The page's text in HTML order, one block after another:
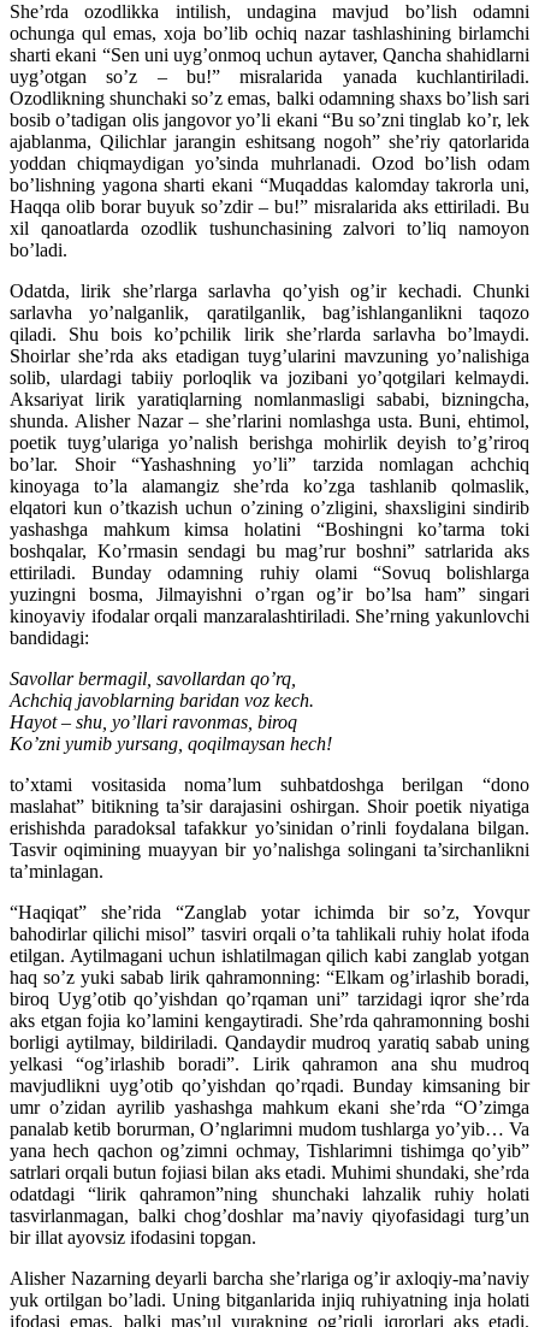
She’rda ozodlikka intilish, undagina mavjud bo’lish odamni
ochunga qul emas, xoja bo’lib ochiq nazar tashlashining birlamchi
sharti ekani “Sen uni uyg’onmoq uchun aytaver, Qancha shahidlarni
uyg’otgan so’z – bu!” misralarida yanada kuchlantiriladi.
Ozodlikning shunchaki so’z emas, balki odamning shaxs bo’lish sari
bosib o’tadigan olis jangovor yo’li ekani “Bu so’zni tinglab ko’r, lek
ajablanma, Qilichlar jarangin eshitsang nogoh” she’riy qatorlarida
yoddan chiqmaydigan yo’sinda muhrlanadi. Ozod bo’lish odam
bo’lishning yagona sharti ekani “Muqaddas kalomday takrorla uni,
Haqqa olib borar buyuk so’zdir – bu!” misralarida aks ettiriladi. Bu
xil qanoatlarda ozodlik tushunchasining zalvori to’liq namoyon
bo’ladi.
Odatda, lirik she’rlarga sarlavha qo’yish og’ir kechadi. Chunki
sarlavha yo’nalganlik, qaratilganlik, bag’ishlanganlikni taqozo
qiladi. Shu bois ko’pchilik lirik she’rlarda sarlavha bo’lmaydi.
Shoirlar she’rda aks etadigan tuyg’ularini mavzuning yo’nalishiga
solib, ulardagi tabiiy porloqlik va jozibani yo’qotgilari kelmaydi.
Aksariyat lirik yaratiqlarning nomlanmasligi sababi, bizningcha,
shunda. Alisher Nazar – she’rlarini nomlashga usta. Buni, ehtimol,
poetik tuyg’ulariga yo’nalish berishga mohirlik deyish to’g’riroq
bo’lar. Shoir “Yashashning yo’li” tarzida nomlagan achchiq
kinoyaga to’la alamangiz she’rda ko’zga tashlanib qolmaslik,
elqatori kun o’tkazish uchun o’zining o’zligini, shaxsligini sindirib
yashashga mahkum kimsa holatini “Boshingni ko’tarma toki
boshqalar, Ko’rmasin sendagi bu mag’rur boshni” satrlarida aks
ettiriladi. Bunday odamning ruhiy olami “Sovuq bolishlarga
yuzingni bosma, Jilmayishni o’rgan og’ir bo’lsa ham” singari
kinoyaviy ifodalar orqali manzaralashtiriladi. She’rning yakunlovchi
bandidagi:
Savollar bermagil, savollardan qo’rq,
Achchiq javoblarning baridan voz kech.
Hayot – shu, yo’llari ravonmas, biroq
Ko’zni yumib yursang, qoqilmaysan hech!
to’xtami vositasida noma’lum suhbatdoshga berilgan “dono
maslahat” bitikning ta’sir darajasini oshirgan. Shoir poetik niyatiga
erishishda paradoksal tafakkur yo’sinidan o’rinli foydalana bilgan.
Tasvir oqimining muayyan bir yo’nalishga solingani ta’sirchanlikni
ta’minlagan.
“Haqiqat” she’rida “Zanglab yotar ichimda bir so’z, Yovqur
bahodirlar qilichi misol” tasviri orqali o’ta tahlikali ruhiy holat ifoda
etilgan. Aytilmagani uchun ishlatilmagan qilich kabi zanglab yotgan
haq so’z yuki sabab lirik qahramonning: “Elkam og’irlashib boradi,
biroq Uyg’otib qo’yishdan qo’rqaman uni” tarzidagi iqror she’rda
aks etgan fojia ko’lamini kengaytiradi. She’rda qahramonning boshi
borligi aytilmay, bildiriladi. Qandaydir mudroq yaratiq sabab uning
yelkasi “og’irlashib boradi”. Lirik qahramon ana shu mudroq
mavjudlikni uyg’otib qo’yishdan qo’rqadi. Bunday kimsaning bir
umr o’zidan ayrilib yashashga mahkum ekani she’rda “O’zimga
panalab ketib borurman, O’nglarimni mudom tushlarga yo’yib… Va
yana hech qachon og’zimni ochmay, Tishlarimni tishimga qo’yib”
satrlari orqali butun fojiasi bilan aks etadi. Muhimi shundaki, she’rda
odatdagi “lirik qahramon”ning shunchaki lahzalik ruhiy holati
tasvirlanmagan, balki chog’doshlar ma’naviy qiyofasidagi turg’un
bir illat ayovsiz ifodasini topgan.
Alisher Nazarning deyarli barcha she’rlariga og’ir axloqiy-ma’naviy
yuk ortilgan bo’ladi. Uning bitganlarida injiq ruhiyatning inja holati
ifodasi emas, balki mas’ul yurakning og’riqli iqrorlari aks etadi.